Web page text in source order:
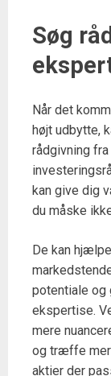
Søg
Når det
højt udbytte,
rådgivning
kan give dig
du måske
De kan
potentiale og
ekspertise.
mere
og træffe
aktier der